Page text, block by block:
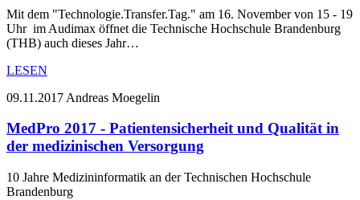
Mit dem "Technologie.Transfer.Tag." am 16. November von 15 - 19
Uhr im Audimax öffnet die Technische Hochschule Brandenburg
(THB) auch dieses Jahr…
LESEN
09.11.2017 Andreas Moegelin
MedPro 2017 - Patientensicherheit und Qualität in
der medizinischen Versorgung
10 Jahre Medizininformatik an der Technischen Hochschule
Brandenburg